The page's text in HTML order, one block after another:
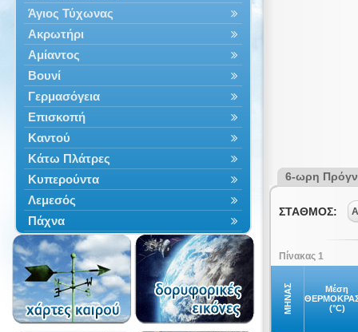
Άγιος Τύχωνας
Ακρωτήρι
Αμίαντος
Βουνί
Γερμασόγεια
Επισκοπή
Καντού
Κάτω Πλάτρες
Κυπερούντα
Λεμεσός
Πάχνα
Πελένδρι
Πισσούρι
Τρόοδος
6-ωρη
ΣΤΑΘΜΟΣ:
Πίνακας 1
ΜΗΝΑΣ
Μέση
(°C)